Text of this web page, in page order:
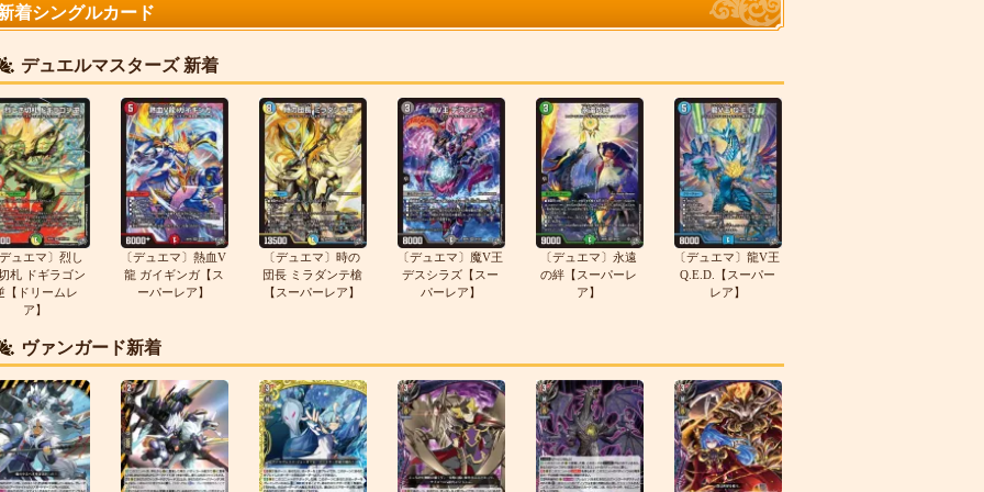
着シングルカード
デュエルマスターズ 新着
ュエマ〕烈し
札 ドギラゴン
【ドリームレ
ア】
〔デュエマ〕熱血V
龍 ガイギンガ【ス
ーパーレア】
〔デュエマ〕時の
団長 ミラダンテ槍
【スーパーレア】
〔デュエマ〕魔V王
デスシラズ【スー
パーレア】
〔デュエマ〕永遠
の絆【スーパーレ
ア】
〔デュエマ〕龍V王
Q.E.D.【スーパー
レア】
ヴァンガード新着